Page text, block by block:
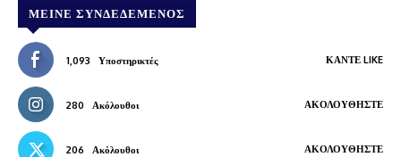
ΜΕΊΝΕ ΣΥΝΔΕΔΕΜΈΝΟΣ
1,093 Υποστηρικτές ΚΆΝΤΕ LIKE
280 Ακόλουθοι ΑΚΟΛΟΥΘΉΣΤΕ
206 Ακόλουθοι ΑΚΟΛΟΥΘΉΣΤΕ